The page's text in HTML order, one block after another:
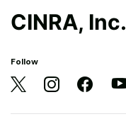
CINRA, Inc.
Follow